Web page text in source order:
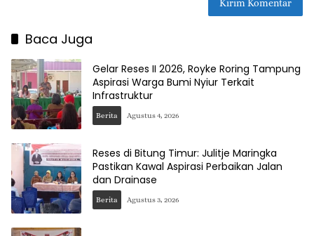
Baca Juga
Gelar Reses II 2026, Royke Roring Tampung
Aspirasi Warga Bumi Nyiur Terkait
Infrastruktur
Berita Agustus 4, 2026
Reses di Bitung Timur: Julitje Maringka
Pastikan Kawal Aspirasi Perbaikan Jalan
dan Drainase
Berita Agustus 3, 2026